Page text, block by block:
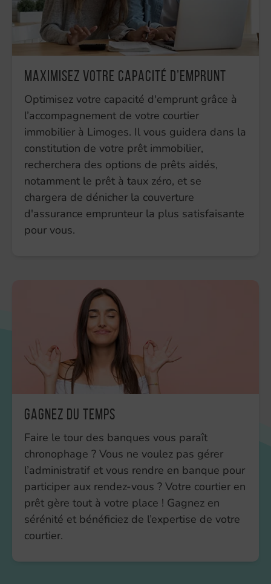
Maximisez votre capacité d’emprunt
Optimisez votre capacité d'emprunt grâce à
l’accompagnement de votre courtier
immobilier à Limoges. Il vous guidera dans la
constitution de votre prêt immobilier,
recherchera des options de prêts aidés,
notamment le prêt à taux zéro, et se
chargera de dénicher la couverture
d'assurance emprunteur la plus satisfaisante
pour vous.
Gagnez du temps
Faire le tour des banques vous paraît
chronophage ? Vous ne voulez pas gérer
l’administratif et vous rendre en banque pour
participer aux rendez-vous ? Votre courtier en
prêt gère tout à votre place ! Gagnez en
sérénité et bénéficiez de l’expertise de votre
courtier.